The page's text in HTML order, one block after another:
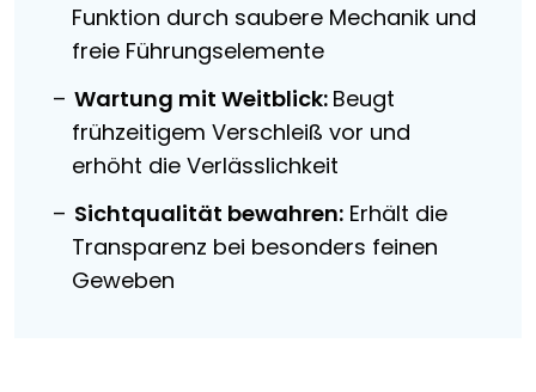
Funktion durch saubere Mechanik und
freie Führungselemente
Wartung mit Weitblick: Beugt
frühzeitigem Verschleiß vor und
erhöht die Verlässlichkeit
Sichtqualität bewahren: Erhält die
Transparenz bei besonders feinen
Geweben